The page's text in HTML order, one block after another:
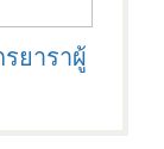
ยาราผู้